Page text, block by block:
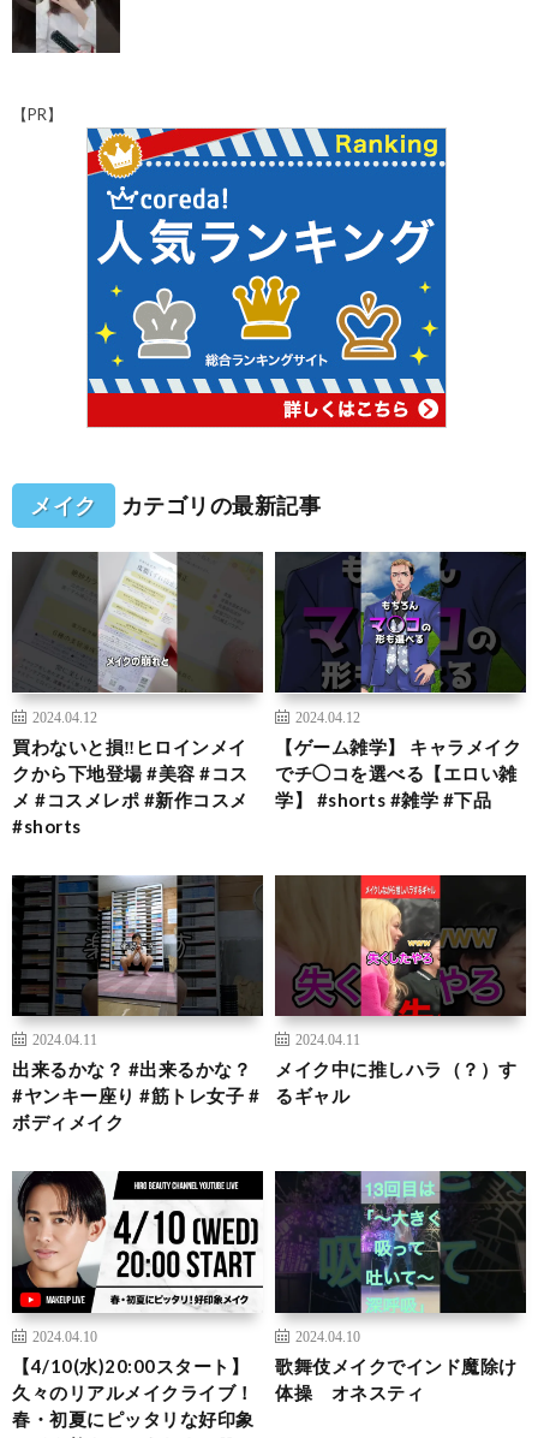
【PR】
メイク カテゴリの最新記事
2024.04.12
買わないと損‼️ヒロインメイ
クから下地登場 #美容 #コス
メ #コスメレポ #新作コスメ
#shorts
2024.04.12
【ゲーム雑学】 キャラメイク
でチ◯コを選べる【エロい雑
学】 #shorts #雑学 #下品
2024.04.11
出来るかな？ #出来るかな？
#ヤンキー座り #筋トレ女子 #
ボディメイク
2024.04.11
メイク中に推しハラ（？）す
るギャル
2024.04.10
【4/10(水)20:00スタート】
久々のリアルメイクライブ！
春・初夏にピッタリな好印象
2024.04.10
歌舞伎メイクでインド魔除け
体操 オネスティ